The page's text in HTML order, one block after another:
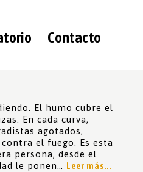
Contacto
El humo cubre el
En cada curva,
agotados,
el fuego. Es esta
persona, desde el
le ponen… Leer más...